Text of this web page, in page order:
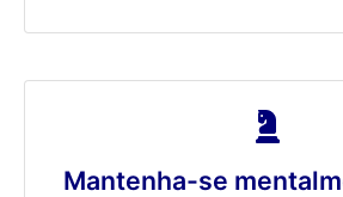
Mantenha-se